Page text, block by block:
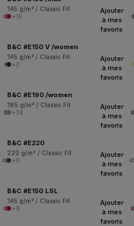
145 g/m² / Classic Fit
+16
Ajouter
à mes
favoris
B&C #E150 V /women
145 g/m² / Classic Fit
+3
Ajouter
à mes
favoris
B&C #E190 /women
185 g/m² / Classic Fit
+36
Ajouter
à mes
favoris
B&C #E220
220 g/m² / Classic Fit
+6
Ajouter
à mes
favoris
B&C #E150 LSL
145 g/m² / Classic Fit
+8
Ajouter
à mes
favoris